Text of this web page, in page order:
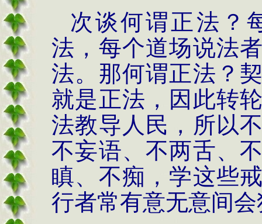
次谈何谓正法？
法，每个道场说法
法。那何谓正法？
就是正法，因此转
法教导人民，所以
不妄语、不两舌、
瞋、不痴，学这些
行者常有意无意间